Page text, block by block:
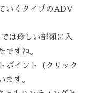
いくタイプのADV
は珍しい部類に入
ですね。
ポイント（クリック
ます。